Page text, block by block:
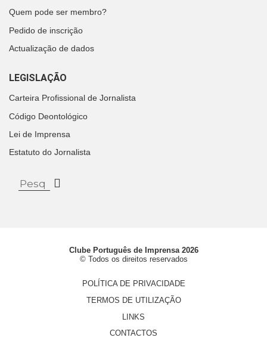
Quem pode ser membro?
Pedido de inscrição
Actualização de dados
LEGISLAÇÃO
Carteira Profissional de Jornalista
Código Deontológico
Lei de Imprensa
Estatuto do Jornalista
Clube Português de Imprensa 2026
© Todos os direitos reservados
POLÍTICA DE PRIVACIDADE
TERMOS DE UTILIZAÇÃO
LINKS
CONTACTOS